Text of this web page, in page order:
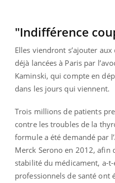
"Indifférence
Elles viendront s’ajouter
déjà lancées à Paris par
Kaminski, qui compte en
dans les jours qui viennent.
Trois millions de patients
contre les troubles de la
formule a été demandé par
Merck Serono en 2012, afin
stabilité du médicament, a-
professionnels de santé ont